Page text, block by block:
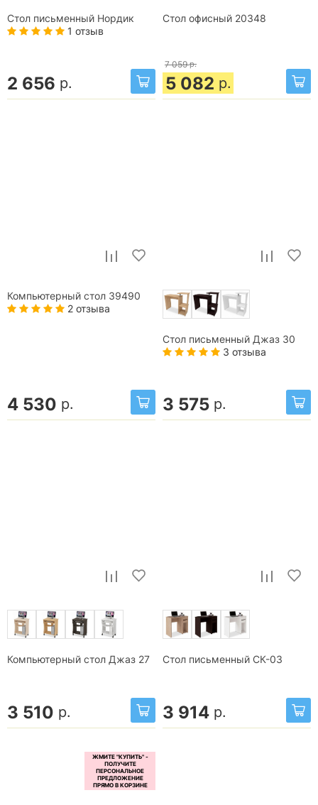
Стол письменный Нордик
1 отзыв
2 656 р.
Стол офисный 20348
7 059 р.
5 082 р.
Компьютерный стол 39490
2 отзыва
4 530 р.
Стол письменный Джаз 30
3 отзыва
3 575 р.
Компьютерный стол Джаз 27
3 510 р.
Стол письменный СК-03
3 914 р.